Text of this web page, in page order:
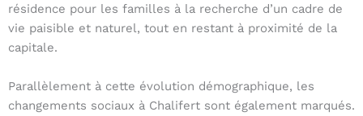
résidence pour les familles à la recherche d’un cadre de
vie paisible et naturel, tout en restant à proximité de la
capitale.
Parallèlement à cette évolution démographique, les
changements sociaux à Chalifert sont également marqués.